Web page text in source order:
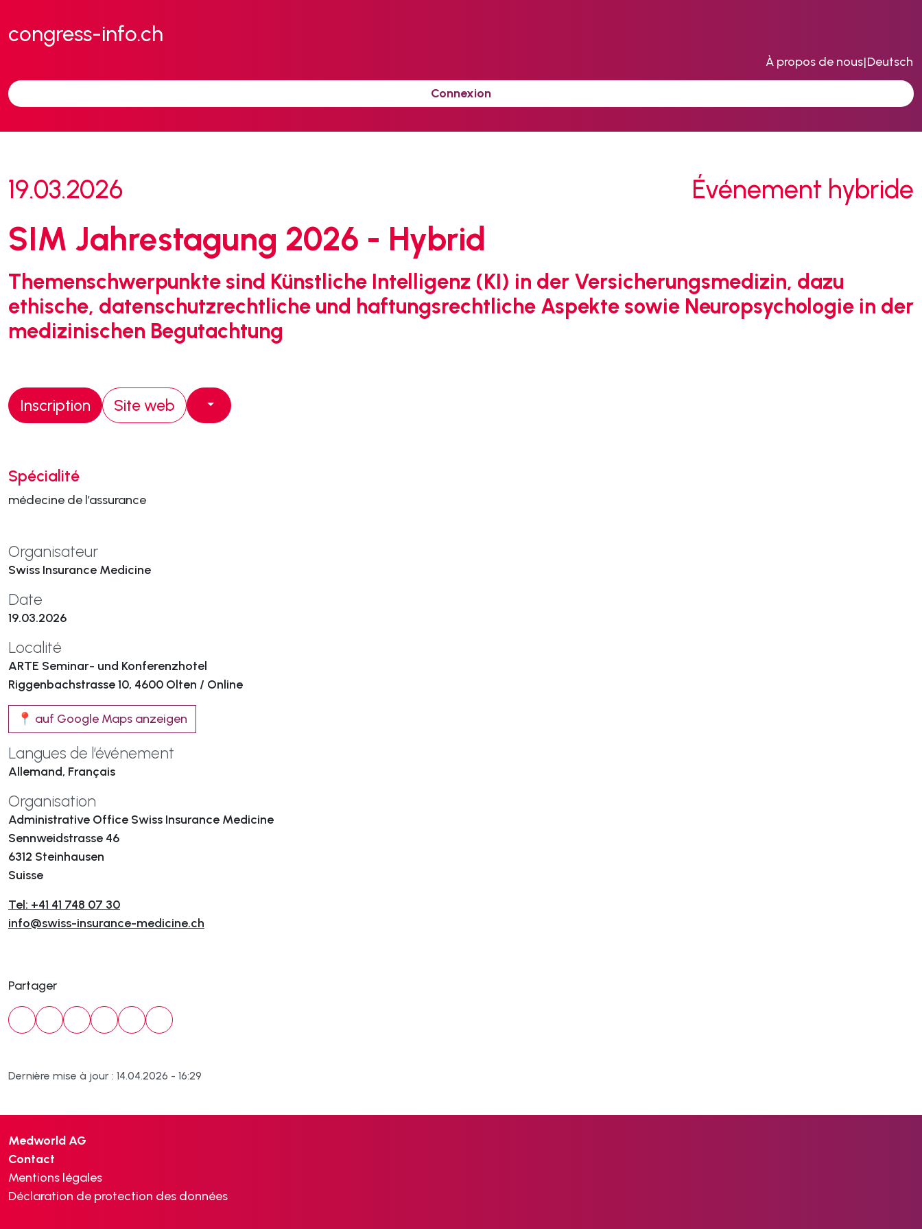
congress-info.ch
À propos de nous|Deutsch
Connexion
19.03.2026 Événement hybride
SIM Jahrestagung 2026 - Hybrid
Themenschwerpunkte sind Künstliche Intelligenz (KI) in der Versicherungsmedizin, dazu
ethische, datenschutzrechtliche und haftungsrechtliche Aspekte sowie Neuropsychologie in der
medizinischen Begutachtung
Inscription Site web
Spécialité
médecine de l’assurance
Organisateur
Swiss Insurance Medicine
Date
19.03.2026
Localité
ARTE Seminar- und Konferenzhotel
Riggenbachstrasse 10, 4600 Olten / Online
📍 auf Google Maps anzeigen
Langues de l’événement
Allemand, Français
Organisation
Administrative Office Swiss Insurance Medicine
Sennweidstrasse 46
6312 Steinhausen
Suisse
Tel: +41 41 748 07 30
info@swiss-insurance-medicine.ch
Partager
Dernière mise à jour : 14.04.2026 - 16:29
Medworld AG
Contact
Mentions légales
Déclaration de protection des données